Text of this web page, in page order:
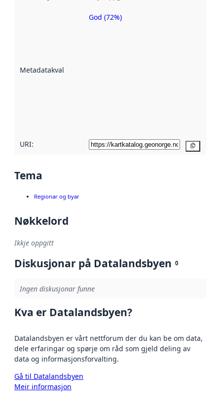
Metadatakvalitet
Metadatakvalitet
God (72%)
URI:
Tema
Regionar og byar
Nøkkelord
Ikkje oppgitt
Diskusjonar på Datalandsbyen 0
Ingen diskusjonar funne
Kva er Datalandsbyen?
Datalandsbyen er vårt nettforum der du kan be om data,
dele erfaringar og spørje om råd som gjeld deling av
data og informasjonsforvalting.
Gå til Datalandsbyen
Meir informasjon